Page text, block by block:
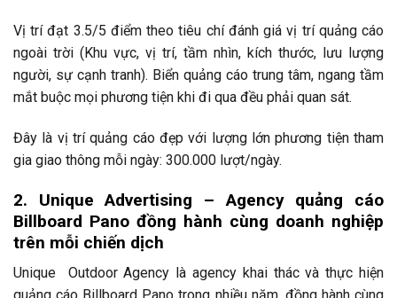
Vị trí đạt 3.5/5 điểm theo tiêu chí đánh giá vị trí quảng cáo
ngoài trời (Khu vực, vị trí, tầm nhìn, kích thước, lưu lượng
người, sự cạnh tranh). Biển quảng cáo trung tâm, ngang tầm
mắt buộc mọi phương tiện khi đi qua đều phải quan sát.
Đây là vị trí quảng cáo đẹp với lượng lớn phương tiện tham
gia giao thông mỗi ngày: 300.000 lượt/ngày.
2. Unique Advertising – Agency quảng cáo
Billboard Pano đồng hành cùng doanh nghiệp
trên mỗi chiến dịch
Unique Outdoor Agency là agency khai thác và thực hiện